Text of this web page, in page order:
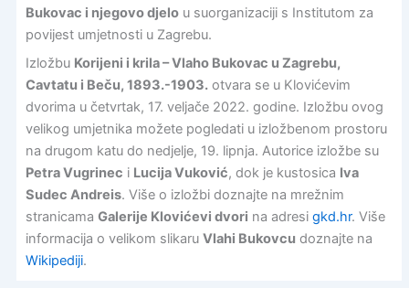
Bukovac i njegovo djelou suorganizaciji s Institutom za
povijest umjetnosti u Zagrebu.
Izložbu Korijeni i krila – Vlaho Bukovac u Zagrebu,
Cavtatu i Beču, 1893.-1903.otvara se u Klovićevim
dvorima u četvrtak, 17. veljače 2022. godine. Izložbu ovog
velikog umjetnika možete pogledati u izložbenom prostoru
na drugom katu do nedjelje, 19. lipnja. Autorice izložbe su
Petra Vugrinec i Lucija Vuković, dok je kustosica Iva
Sudec Andreis. Više o izložbi doznajte na mrežnim
stranicama Galerije Klovićevi dvori na adresi gkd.hr. Više
informacija o velikom slikaru Vlahi Bukovcu doznajte na
Wikipediji.